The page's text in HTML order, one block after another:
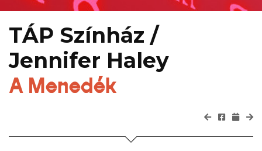
TÁP Színház /
Jennifer Haley
A Menedék